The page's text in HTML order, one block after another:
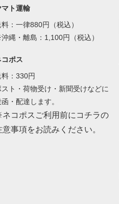
マト運輸
：一律880円（税込）
縄・離島：1,100円（税込）
コポス
料：330円
スト・荷物受け・新聞受けなどに
・配達します。
コポスご利用前にコチラの
意事項をお読みください。